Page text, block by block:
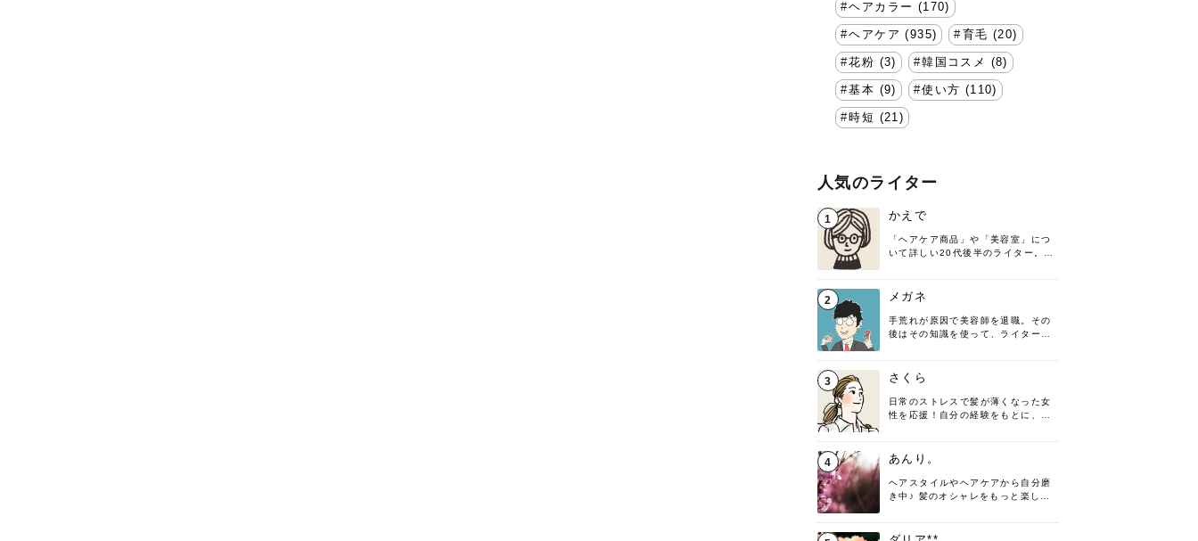
ヘアカラー (170)
ヘアケア (935) 育毛 (20)
花粉 (3) 韓国コスメ (8)
基本 (9) 使い方 (110)
時短 (21)
人気のライター
1 かえで
「ヘアケア商品」や「美容室」につ
いて詳しい20代後半のライター。楽
す！
2 メガネ
手荒れが原因で美容師を退職。その
後はその知識を使って、ライターと
髪の知識をわかりやすく紹介しま
す！
3 さくら
日常のストレスで髪が薄くなった女
性を応援！自分の経験をもとに、執
4 あんり。
ヘアスタイルやヘアケアから自分磨
き中♪ 髪のオシャレをもっと楽しめ
♡ 役立つ情報をお届けできるように
頑張ります！よろしくお願いしま